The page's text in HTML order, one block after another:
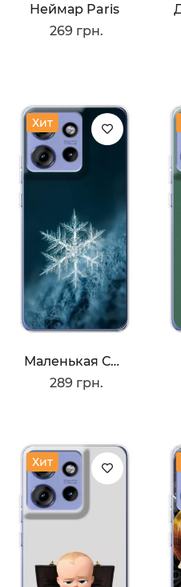
Неймар Paris
269 грн.
Хит
Маленькая Снежинка
289 грн.
Хит